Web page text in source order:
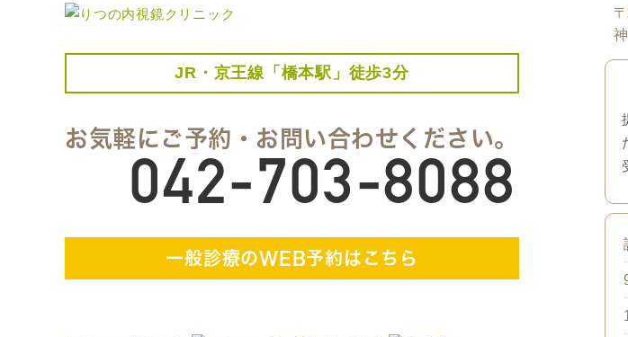
JR・京王線「橋本駅」徒歩3分
お気軽にご予約・お問い合わせください。
042-703-8088
一般診療のWEB予約はこちら